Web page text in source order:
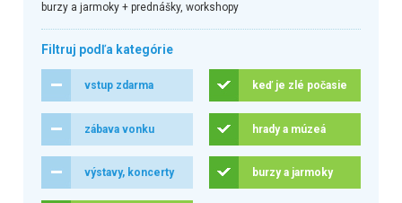
burzy a jarmoky + prednášky, workshopy
Filtruj podľa kategórie
vstup zdarma keď je zlé počasie
zábava vonku hrady a múzeá
výstavy, koncerty burzy a jarmoky